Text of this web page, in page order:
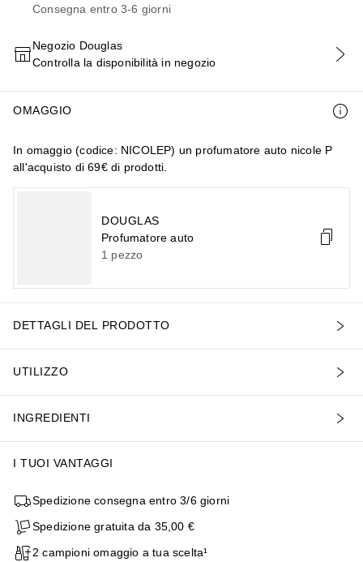
Consegna entro 3-6 giorni
AGGIUNGI AL CARRELLO
Negozio Douglas
Controlla la disponibilità in negozio
OMAGGIO
In omaggio (codice: NICOLEP) un profumatore auto nicole P
all'acquisto di 69€ di prodotti.
DOUGLAS
Profumatore auto
1 pezzo
DETTAGLI DEL PRODOTTO
UTILIZZO
INGREDIENTI
I TUOI VANTAGGI
Spedizione consegna entro 3/6 giorni
Spedizione gratuita da 35,00 €
2 campioni omaggio a tua scelta¹